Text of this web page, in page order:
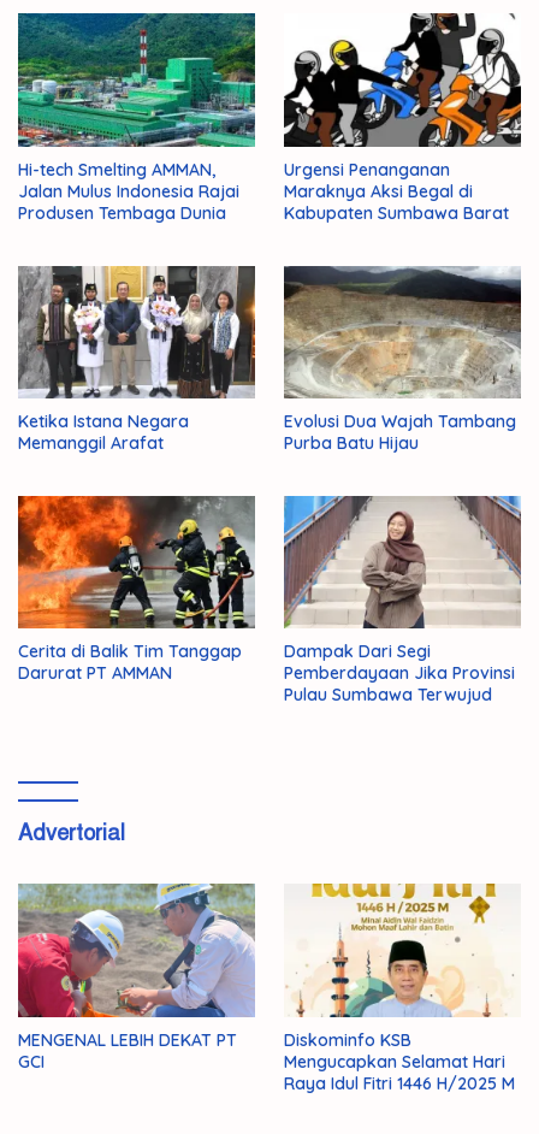
Hi-tech Smelting AMMAN,
Jalan Mulus Indonesia Rajai
Produsen Tembaga Dunia
Urgensi Penanganan
Maraknya Aksi Begal di
Kabupaten Sumbawa Barat
Ketika Istana Negara
Memanggil Arafat
Evolusi Dua Wajah Tambang
Purba Batu Hijau
Cerita di Balik Tim Tanggap
Darurat PT AMMAN
Dampak Dari Segi
Pemberdayaan Jika Provinsi
Pulau Sumbawa Terwujud
Advertorial
MENGENAL LEBIH DEKAT PT
GCI
Diskominfo KSB
Mengucapkan Selamat Hari
Raya Idul Fitri 1446 H/2025 M